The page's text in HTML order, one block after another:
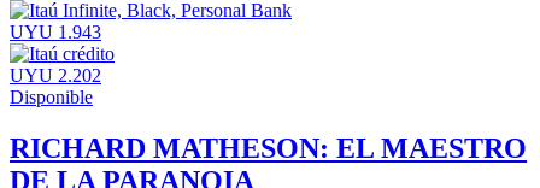
UYU 1.943
UYU 2.202
Disponible
RICHARD MATHESON: EL MAESTRO
DE LA PARANOIA